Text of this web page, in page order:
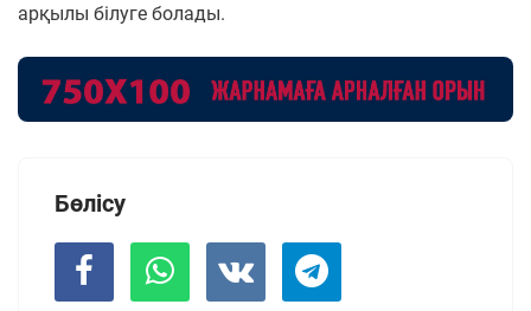
арқылы білуге болады.
Бөлісу